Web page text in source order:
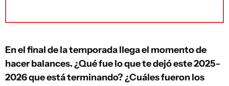
En el final de la temporada llega el momento de
hacer balances. ¿Qué fue lo que te dejó este 2025-
2026 que está terminando? ¿Cuáles fueron los